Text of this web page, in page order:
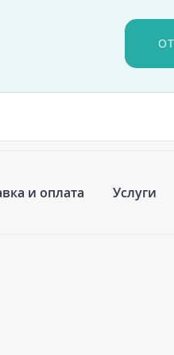
и оплата Услуги